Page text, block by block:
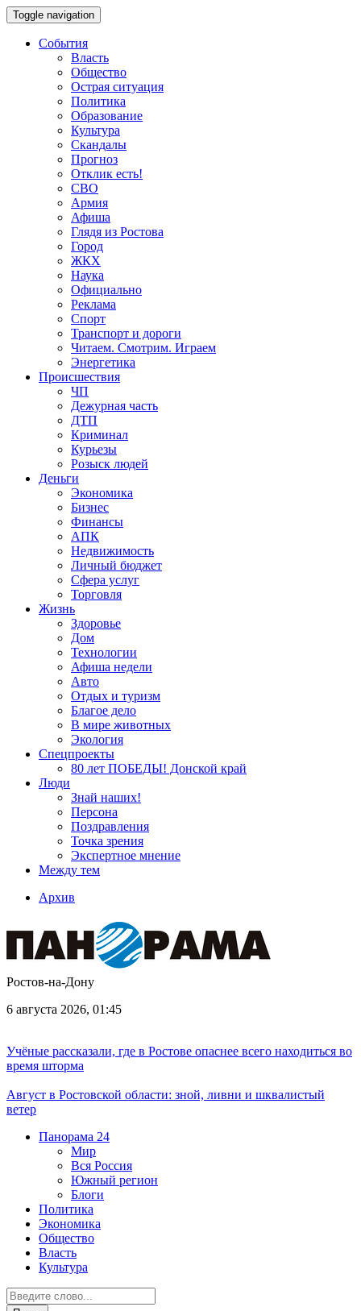
Toggle navigation
События
Власть
Общество
Острая ситуация
Политика
Образование
Культура
Скандалы
Прогноз
Отклик есть!
СВО
Армия
Афиша
Глядя из Ростова
Город
ЖКХ
Наука
Официально
Реклама
Спорт
Транспорт и дороги
Читаем. Смотрим. Играем
Энергетика
Происшествия
ЧП
Дежурная часть
ДТП
Криминал
Курьезы
Розыск людей
Деньги
Экономика
Бизнес
Финансы
АПК
Недвижимость
Личный бюджет
Сфера услуг
Торговля
Жизнь
Здоровье
Дом
Технологии
Афиша недели
Авто
Отдых и туризм
Благое дело
В мире животных
Экология
Спецпроекты
80 лет ПОБЕДЫ! Донской край
Люди
Знай наших!
Персона
Поздравления
Точка зрения
Экспертное мнение
Между тем
Архив
Ростов-на-Дону
6 августа 2026, 01:45
Учёные рассказали, где в Ростове опаснее всего находиться во
время шторма
Август в Ростовской области: зной, ливни и шквалистый
ветер
Панорама 24
Мир
Вся Россия
Южный регион
Блоги
Политика
Экономика
Общество
Власть
Культура